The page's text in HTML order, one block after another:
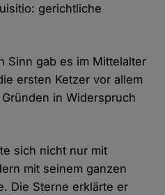
gerichtliche
Sinn gab es im Mittelalter
ersten Ketzer vor allem
in Widerspruch
sich nicht nur mit
mit seinem ganzen
Die Sterne erklärte er